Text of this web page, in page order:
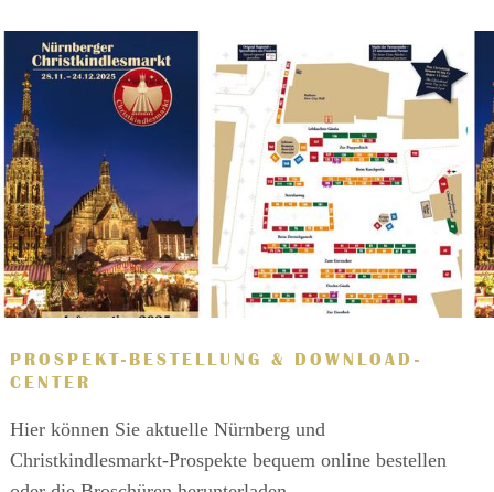
PROSPEKT-BESTELLUNG & DOWNLOAD-
CENTER
Hier können Sie aktuelle Nürnberg und
Christkindlesmarkt-Prospekte bequem online bestellen